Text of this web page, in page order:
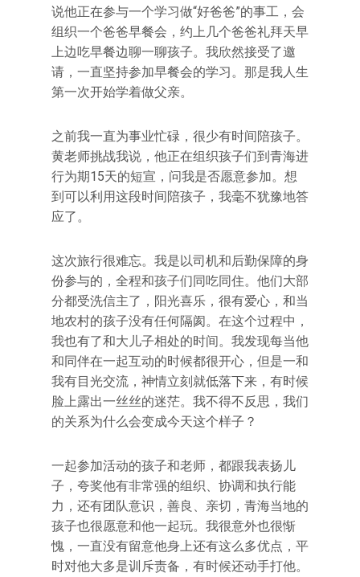
说他正在参与一个学习做“好爸爸”的事工，会
组织一个爸爸早餐会，约上几个爸爸礼拜天早
上边吃早餐边聊一聊孩子。我欣然接受了邀
请，一直坚持参加早餐会的学习。那是我人生
第一次开始学着做父亲。
之前我一直为事业忙碌，很少有时间陪孩子。
黄老师挑战我说，他正在组织孩子们到青海进
行为期15天的短宣，问我是否愿意参加。想
到可以利用这段时间陪孩子，我毫不犹豫地答
应了。
这次旅行很难忘。我是以司机和后勤保障的身
份参与的，全程和孩子们同吃同住。他们大部
分都受洗信主了，阳光喜乐，很有爱心，和当
地农村的孩子没有任何隔阂。在这个过程中，
我也有了和大儿子相处的时间。我发现每当他
和同伴在一起互动的时候都很开心，但是一和
我有目光交流，神情立刻就低落下来，有时候
脸上露出一丝丝的迷茫。我不得不反思，我们
的关系为什么会变成今天这个样子？
一起参加活动的孩子和老师，都跟我表扬儿
子，夸奖他有非常强的组织、协调和执行能
力，还有团队意识，善良、亲切，青海当地的
孩子也很愿意和他一起玩。我很意外也很惭
愧，一直没有留意他身上还有这么多优点，平
时对他大多是训斥责备，有时候还动手打他。